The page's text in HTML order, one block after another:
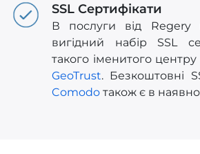
SSL Сертифікати
В послуги від Regery
вигідний набір SSL
такого іменитого центру
GeoTrust. Безкоштовні
Comodo також є в